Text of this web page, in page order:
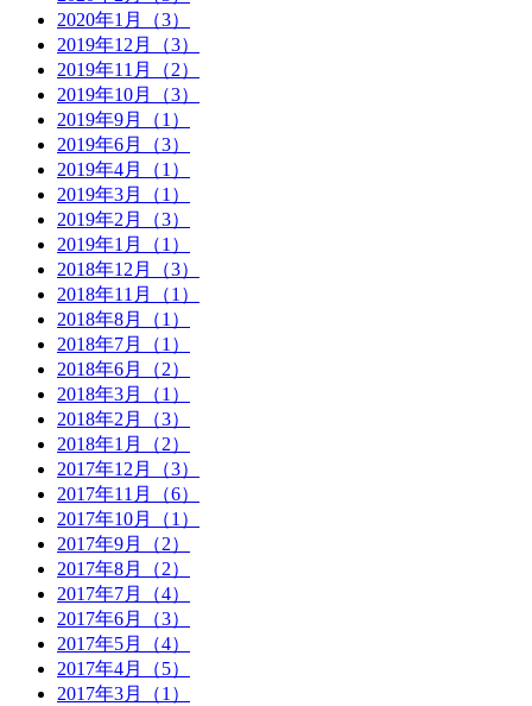
2020年1月（3）
2019年12月（3）
2019年11月（2）
2019年10月（3）
2019年9月（1）
2019年6月（3）
2019年4月（1）
2019年3月（1）
2019年2月（3）
2019年1月（1）
2018年12月（3）
2018年11月（1）
2018年8月（1）
2018年7月（1）
2018年6月（2）
2018年3月（1）
2018年2月（3）
2018年1月（2）
2017年12月（3）
2017年11月（6）
2017年10月（1）
2017年9月（2）
2017年8月（2）
2017年7月（4）
2017年6月（3）
2017年5月（4）
2017年4月（5）
2017年3月（1）